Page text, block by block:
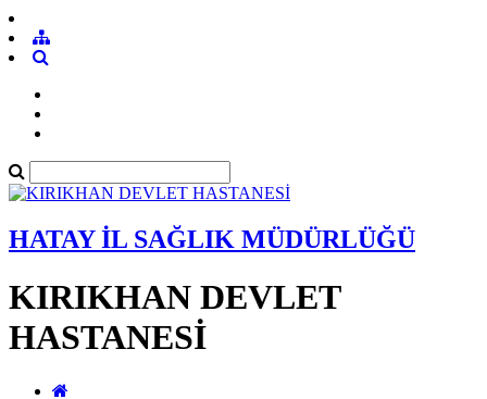
HATAY İL SAĞLIK MÜDÜRLÜĞÜ
KIRIKHAN DEVLET
HASTANESİ